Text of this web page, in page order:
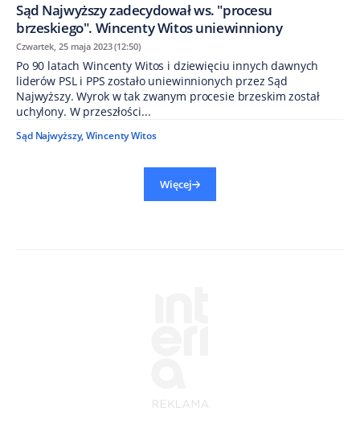
Sąd Najwyższy zadecydował ws. "procesu
brzeskiego". Wincenty Witos uniewinniony
Czwartek, 25 maja 2023 (12:50)
Po 90 latach Wincenty Witos i dziewięciu innych dawnych
liderów PSL i PPS zostało uniewinnionych przez Sąd
Najwyższy. Wyrok w tak zwanym procesie brzeskim został
uchylony. W przeszłości...
Sąd Najwyższy,Wincenty Witos
Więcej